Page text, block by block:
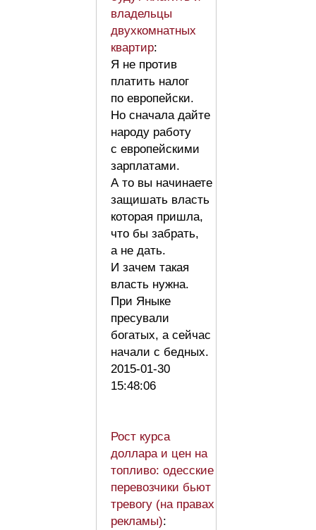
владельцы
двухкомнатных
квартир:
Я не против
платить налог
по европейски.
Но сначала дайте
народу работу
с европейскими
зарплатами.
А то вы начинаете
защишать власть
которая пришла,
что бы забрать,
а не дать.
И зачем такая
власть нужна.
При Яныке
пресували
богатых, а сейчас
начали с бедных.
2015-01-30
15:48:06
Рост курса
доллара и цен на
топливо: одесские
перевозчики бьют
тревогу (на правах
рекламы):